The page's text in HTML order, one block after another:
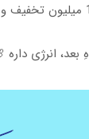
داره 🌸 بلفا با